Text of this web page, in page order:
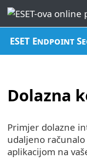
ESET Endpoint
Dolazna
Primjer dolazne
udaljeno
aplikacijom na